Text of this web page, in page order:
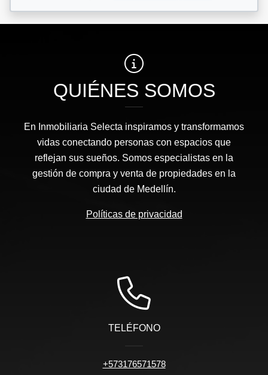
QUIÉNES SOMOS
En Inmobiliaria Selecta inspiramos y transformamos
vidas conectando personas con espacios que
reflejan sus sueños. Somos especialistas en la
gestión de compra y venta de propiedades en la
ciudad de Medellín.
Políticas de privacidad
TELÉFONO
+573176571578